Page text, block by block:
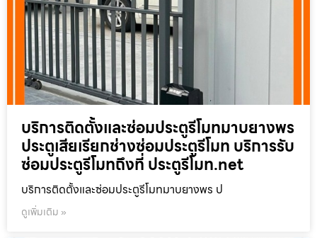
บริการติดตั้งและซ่อมประตูรีโมทมาบยางพร
ประตูเสียเรียกช่างซ่อมประตูรีโมท บริการรับ
ซ่อมประตูรีโมทถึงที่ ประตูรีโมท.net
บริการติดตั้งและซ่อมประตูรีโมทมาบยางพร ป
ดูเพิ่มเติม »